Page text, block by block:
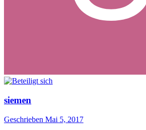
siemen
Geschrieben Mai 5, 2017